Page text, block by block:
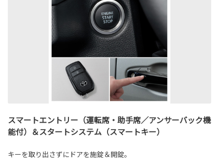
スマートエントリー（運転席・助手席／アンサーバック機
能付）＆スタートシステム（スマートキー）
キーを取り出さずにドアを施錠＆開錠。